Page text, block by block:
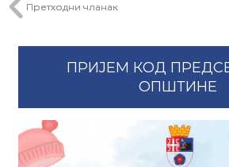
Претходни чланак
ПРИЈЕМ КОД
ОПШТИНЕ